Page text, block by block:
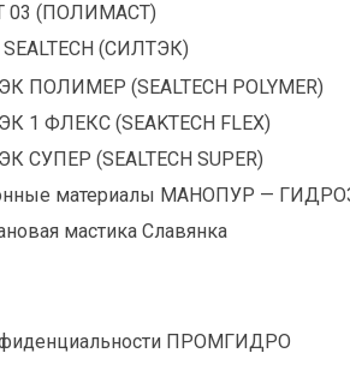
03 (ПОЛИМАСТ)
(СИЛТЭК)
ПОЛИМЕР (SEALTECH POLYMER)
1 ФЛЕКС (SEAKTECH FLEX)
СУПЕР (SEALTECH SUPER)
материалы МАНОПУР —
мастика Славянка
ПРОМГИДРО